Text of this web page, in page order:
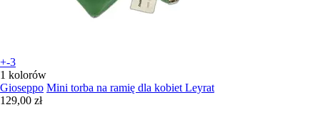
+-3
1 kolorów
Gioseppo Mini torba na ramię dla kobiet Leyrat
129,00 zł